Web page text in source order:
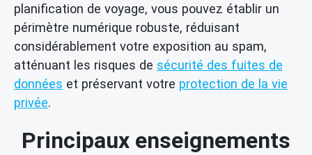
planification de voyage, vous pouvez établir un
périmètre numérique robuste, réduisant
considérablement votre exposition au spam,
atténuant les risques de sécurité des fuites de
données et préservant votre protection de la vie
privée.
Principaux enseignements